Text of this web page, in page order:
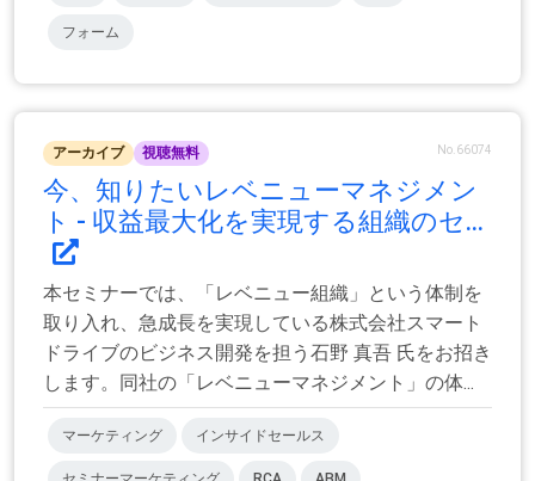
フォーム
アーカイブ 視聴無料 No.66074
今、知りたいレベニューマネジメン
ト - 収益最大化を実現する組織のセ...
​​本セミナーでは、​​「レベニュー組織」という体制を
取り入れ、急成長を実現している株式会社スマート
ドライブのビジネス開発を担う石野 真吾 氏をお招き
します。同社の「レベニューマネジメント」の体...
マーケティング インサイドセールス